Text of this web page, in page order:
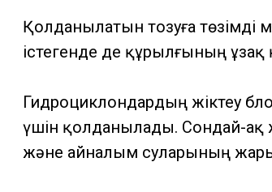
Қолданылатын тозуға
істегенде де құрылғының ұзақ
Гидроциклондардың жіктеу
үшін қолданылады. Сондай-
және айналым суларының